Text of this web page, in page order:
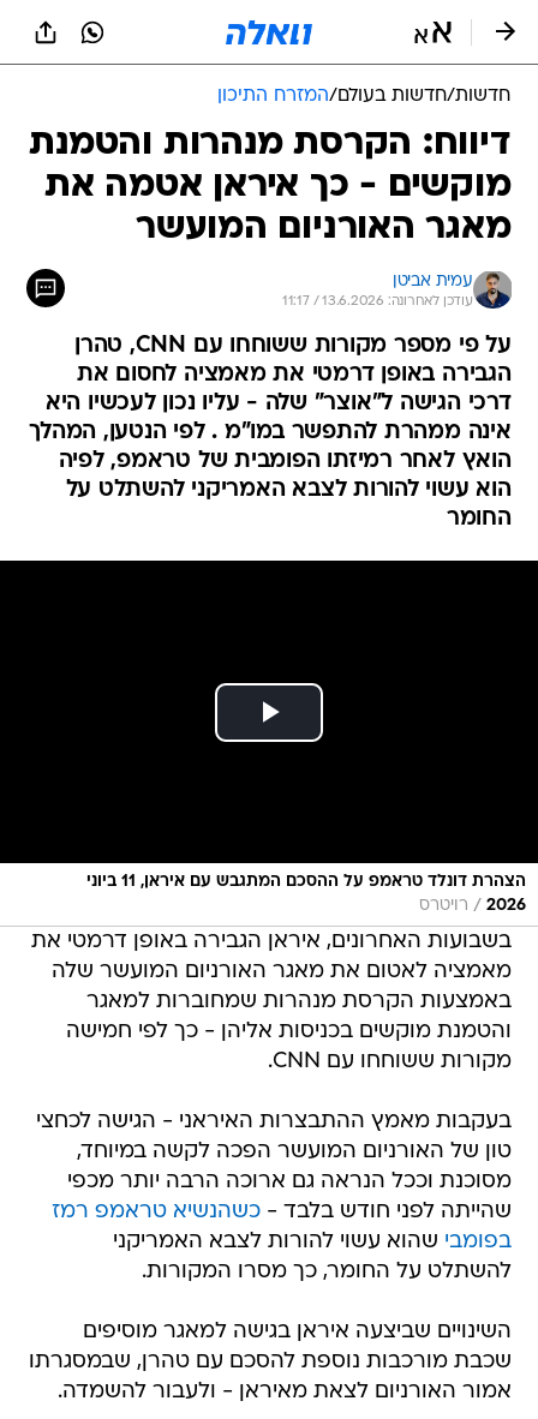
חדשות/חדשות בעולם/המזרח התיכון
דיווח: הקרסת מנהרות והטמנת
מוקשים - כך איראן אטמה את
מאגר האורניום המועשר
עמית אביטן
עודכן לאחרונה: 13.6.2026 / 11:17
על פי מספר מקורות ששוחחו עם CNN, טהרן
הגבירה באופן דרמטי את מאמציה לחסום את
דרכי הגישה ל"אוצר" שלה - עליו נכון לעכשיו היא
אינה ממהרת להתפשר במו"מ . לפי הנטען, המהלך
הואץ לאחר רמיזתו הפומבית של טראמפ, לפיה
הוא עשוי להורות לצבא האמריקני להשתלט על
החומר
הצהרת דונלד טראמפ על ההסכם המתגבש עם איראן, 11 ביוני
2026
/ רויטרס
בשבועות האחרונים, איראן הגבירה באופן דרמטי את
מאמציה לאטום את מאגר האורניום המועשר שלה
באמצעות הקרסת מנהרות שמחוברות למאגר
והטמנת מוקשים בכניסות אליהן - כך לפי חמישה
מקורות ששוחחו עם CNN.
בעקבות מאמץ ההתבצרות האיראני - הגישה לכחצי
טון של האורניום המועשר הפכה לקשה במיוחד,
מסוכנת וככל הנראה גם ארוכה הרבה יותר מכפי
שהייתה לפני חודש בלבד -כשהנשיא טראמפ רמז
בפומבי שהוא עשוי להורות לצבא האמריקני
להשתלט על החומר, כך מסרו המקורות.
השינויים שביצעה איראן בגישה למאגר מוסיפים
שכבת מורכבות נוספת להסכם עם טהרן, שבמסגרתו
אמור האורניום לצאת מאיראן - ולעבור להשמדה.